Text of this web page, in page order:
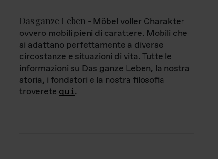
Das ganze Leben - Möbel voller Charakter
ovvero mobili pieni di carattere. Mobili che
si adattano perfettamente a diverse
circostanze e situazioni di vita. Tutte le
informazioni su Das ganze Leben, la nostra
storia, i fondatori e la nostra filosofia
troverete qui.